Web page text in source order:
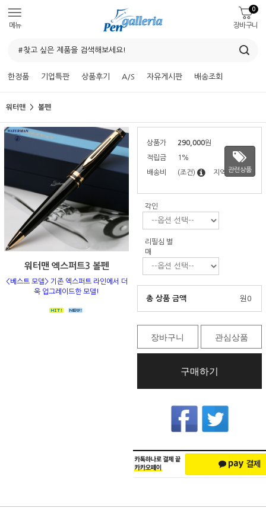
메뉴 장바구니
0
한정품 기업특판 상품후기 A/S 자유게시판 배송조회
워터맨 볼펜
워터맨 엑스퍼트3 볼펜
<베스트 모델> 기존 엑스퍼트 라인에서 더
욱 업그레이드한 모델!
상품가 290,000원
적립금 1%
배송비 (조건) 지역별관련상품
각인
리필심 별
매
총 상품 금액 0
원
관심상품
장바구니
구매하기